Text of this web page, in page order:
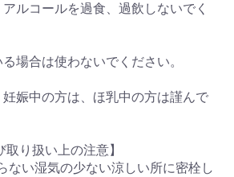
ルコールを過食、過飲しないでく
場合は使わないでください。
娠中の方は、ほ乳中の方は謹んで
取り扱い上の注意】
ない湿気の少ない涼しい所に密栓し